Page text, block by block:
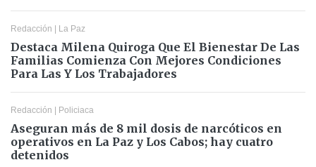
Redacción | La Paz
Destaca Milena Quiroga Que El Bienestar De Las
Familias Comienza Con Mejores Condiciones
Para Las Y Los Trabajadores
Redacción | Policiaca
Aseguran más de 8 mil dosis de narcóticos en
operativos en La Paz y Los Cabos; hay cuatro
detenidos